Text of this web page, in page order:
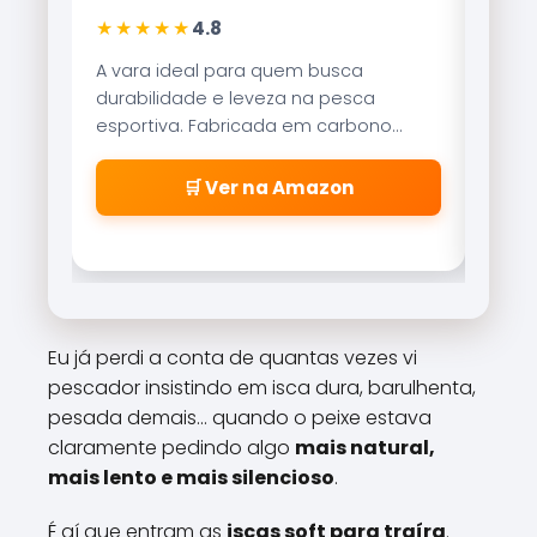
4.8
vara ideal para quem busca
e leveza na pesca
Fabricada em carbono
oferece sensibilidade
para fisgadas precisas.
🛒 Ver na Amazon
recolhimento
freio magnético
\\\\\\\\".
Eu já perdi a conta de quantas vezes vi
pescador insistindo em isca dura, barulhenta,
pesada demais… quando o peixe estava
claramente pedindo algo mais natural,
mais lento e mais silencioso.